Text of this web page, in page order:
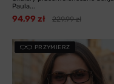
Paula...
94,99 zł 229,99 zł
PRZYMIERZ